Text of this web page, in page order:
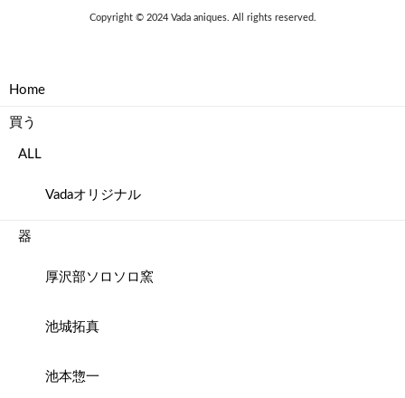
Home
買う
ALL
Vadaオリジナル
器
厚沢部ソロソロ窯
池城拓真
池本惣一
Copyright © 2024 Vada aniques. All rights reserved.